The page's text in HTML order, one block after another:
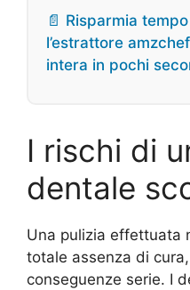
📄 Risparmia
l’estrattore
intera in pochi
I rischi di
dentale
Una pulizia effettuata
totale assenza di
conseguenze serie. I